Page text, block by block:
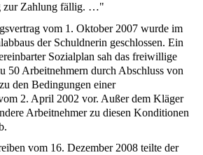
zur Zahlung fällig. …"
vom 1. Oktober 2007 wurde im
der Schuldnerin geschlossen. Ein
Sozialplan sah das freiwillige
50 Arbeitnehmern durch Abschluss von
den Bedingungen einer
2. April 2002 vor. Außer dem Kläger
Arbeitnehmer zu diesen Konditionen
vom 16. Dezember 2008 teilte der